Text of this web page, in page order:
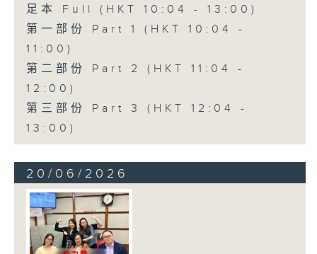
足本 Full (HKT 10:04 - 13:00)
第一部份 Part 1 (HKT 10:04 -
11:00)
第二部份 Part 2 (HKT 11:04 -
12:00)
第三部份 Part 3 (HKT 12:04 -
13:00)
20/06/2026